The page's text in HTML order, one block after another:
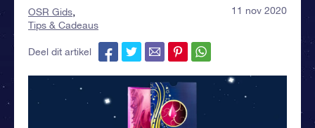
OSR Gids
Tips & Cadeaus
11 nov 2020
Deel dit artikel